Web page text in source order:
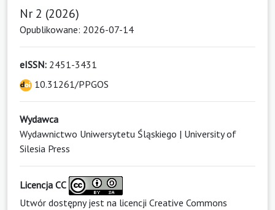
Nr 2 (2026)
Opublikowane: 2026-07-14
eISSN: 2451-3431
10.31261/PPGOS
Wydawca
Wydawnictwo Uniwersytetu Śląskiego | University of
Silesia Press
Licencja CC
Utwór dostępny jest na licencji Creative Commons